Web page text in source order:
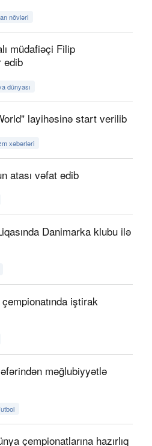
növləri
müdafiəçi Filip
edib
dünyası
layihəsinə start verilib
xəbərləri
atası vəfat edib
Danimarka klubu ilə
iştirak
məğlubiyyətlə
çempionatlarına hazırlıq